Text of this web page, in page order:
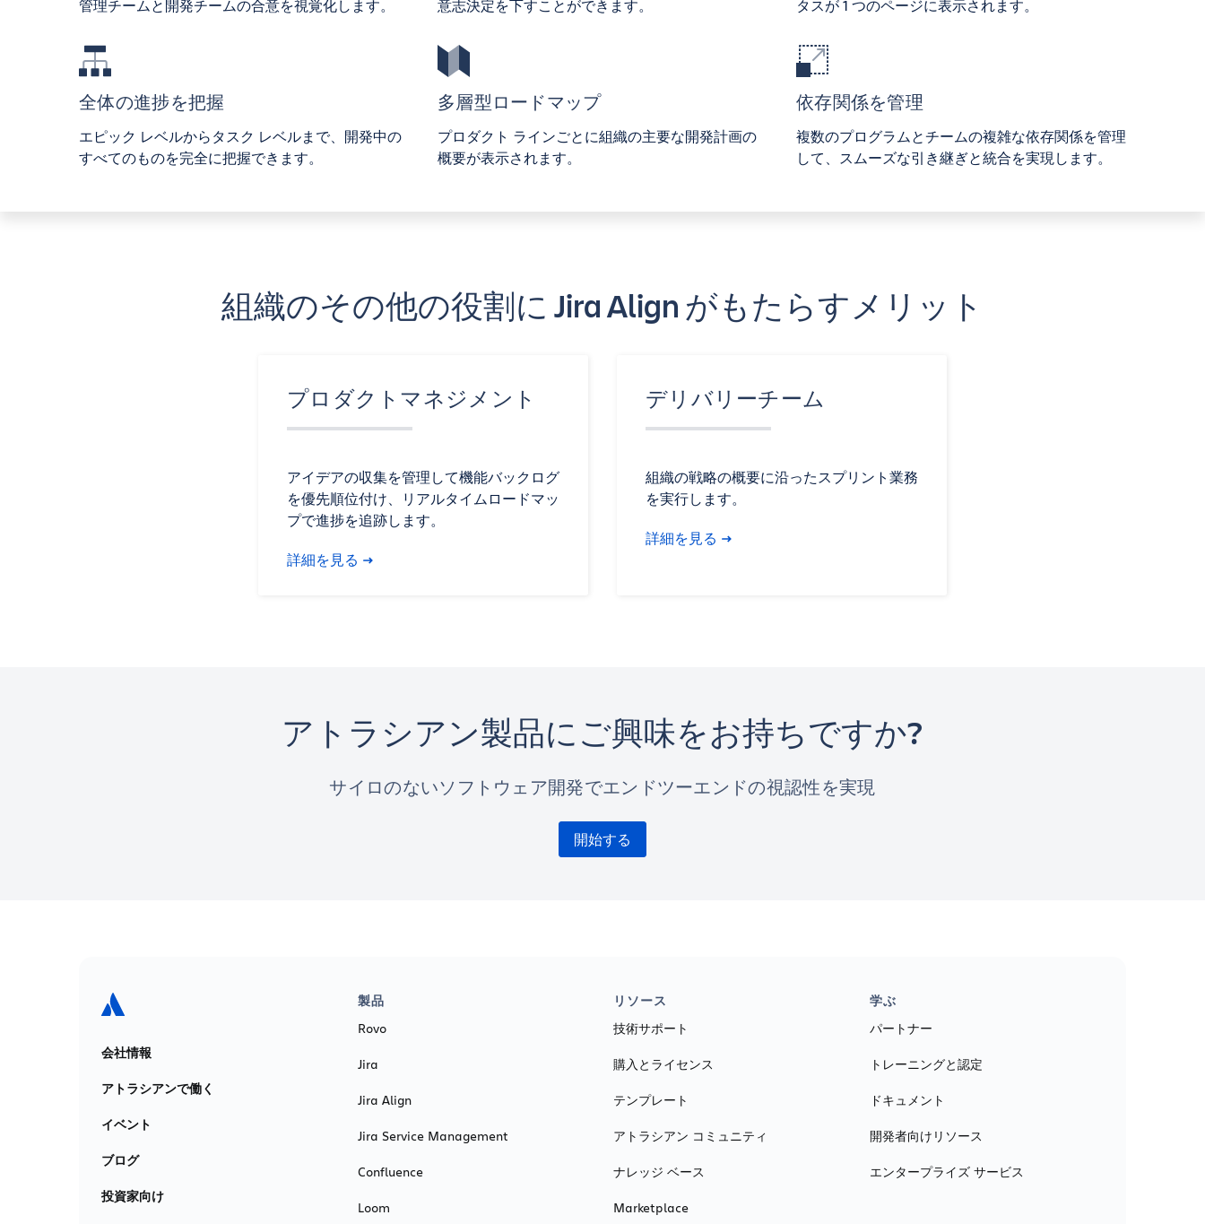
管理チームと開発チームの合意を視覚化します。
意志決定を下すことができます。
タスが 1 つのページに表示されます。
全体の進捗を把握
エピック レベルからタスク レベルまで、開発中の
すべてのものを完全に把握できます。
多層型ロードマップ
プロダクト ラインごとに組織の主要な開発計画の
概要が表示されます。
依存関係を管理
複数のプログラムとチームの複雑な依存関係を管理
して、スムーズな引き継ぎと統合を実現します。
組織のその他の役割に Jira Align がもたらすメリット
プロダクトマネジメント
アイデアの収集を管理して機能バックログ
を優先順位付け、リアルタイムロードマッ
プで進捗を追跡します。
詳細を見る
デリバリーチーム
組織の戦略の概要に沿ったスプリント業務
を実行します。
詳細を見る
アトラシアン製品にご興味をお持ちですか?
サイロのないソフトウェア開発でエンドツーエンドの視認性を実現
開始する
会社情報
アトラシアンで働く
イベント
ブログ
投資家向け
製品
Rovo
Jira
Jira Align
Jira Service Management
Confluence
Loom
リソース
技術サポート
購入とライセンス
テンプレート
アトラシアン コミュニティ
ナレッジ ベース
Marketplace
学ぶ
パートナー
トレーニングと認定
ドキュメント
開発者向けリソース
エンタープライズ サービス